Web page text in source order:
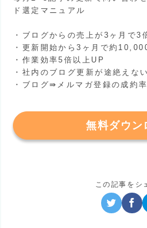
ド選定マニュアル
・ブログからの売上が3ヶ月で3
・更新開始から3ヶ月で約
・作業効率5倍以上UP
・社内のブログ更新が途絶えない
・ブログ⇛メルマガ登録の成約
無料ダウン
この記事をシ